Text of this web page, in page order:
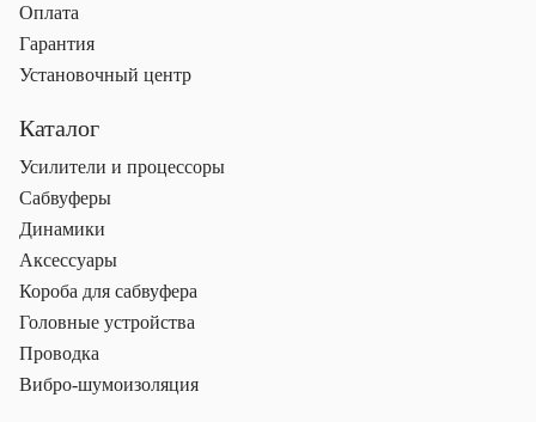
Оплата
Гарантия
Установочный центр
Каталог
Усилители и процессоры
Сабвуферы
Динамики
Аксессуары
Короба для сабвуфера
Головные устройства
Проводка
Вибро-шумоизоляция